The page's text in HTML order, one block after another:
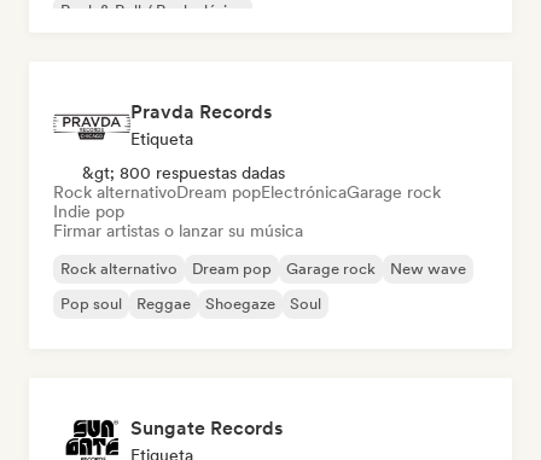
Rock & Roll / Rock clásico
Pravda Records
Etiqueta
&gt; 800 respuestas dadas
Rock alternativoDream popElectrónicaGarage rock
Indie pop
Firmar artistas o lanzar su música
Rock alternativo Dream pop Garage rock
New wave
Pop soul
Reggae Shoegaze Soul
Sungate Records
Etiqueta